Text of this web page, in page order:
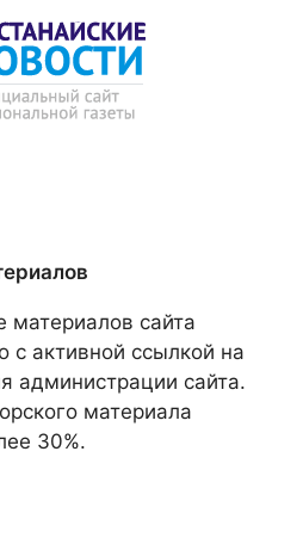
материалов сайта
с активной ссылкой на
администрации сайта.
материала
30%.